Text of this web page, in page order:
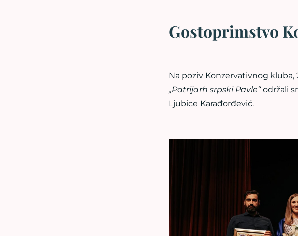
Gostoprimstvo
Na poziv Konzervativnog
„Patrijarh srpski Pavle“održali
Ljubice Karađorđević.